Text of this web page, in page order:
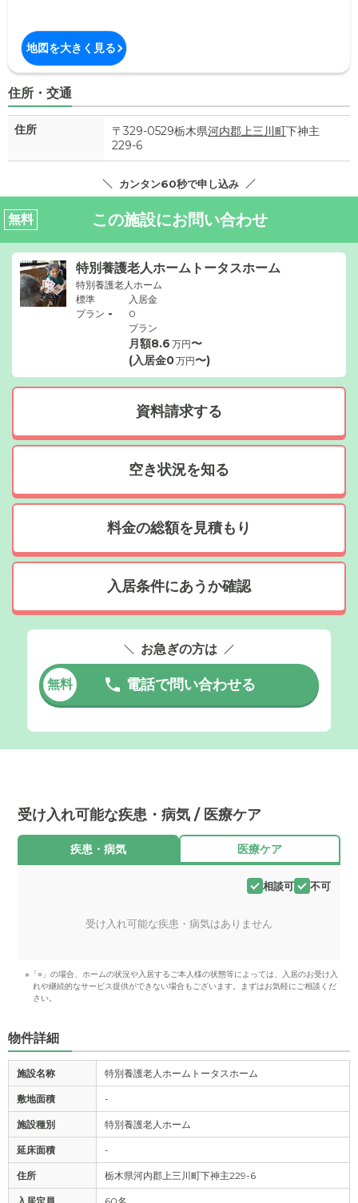
地図を大きく見る
住所・交通
住所 〒329-0529栃木県河内郡上三川町下神主
229-6
カンタン60秒で申し込み
無料 この施設にお問い合わせ
特別養護老人ホームトータスホーム
特別養護老人ホーム
標準
プラン -
入居金
0
プラン
月額8.6 万円〜
(入居金0万円〜)
資料請求する
空き状況を知る
料金の総額を見積もり
入居条件にあうか確認
お急ぎの方は
無料 電話で問い合わせる
受け入れ可能な疾患・病気 / 医療ケア
疾患・病気 医療ケア
相談可 不可
受け入れ可能な疾患・病気はありません
※「○」の場合、ホームの状況や入居するご本人様の状態等によっては、入居のお受け入
れや継続的なサービス提供ができない場合もございます。まずはお気軽にご相談くだ
さい。
物件詳細
施設名称 特別養護老人ホームトータスホーム
敷地面積 -
施設種別 特別養護老人ホーム
延床面積 -
住所 栃木県河内郡上三川町下神主229-6